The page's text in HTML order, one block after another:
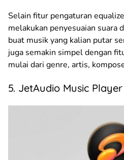
Selain fitur pengaturan
melakukan penyesuaian suara
buat musik yang kalian putar
juga semakin simpel dengan
mulai dari genre, artis,
5. JetAudio Music Player